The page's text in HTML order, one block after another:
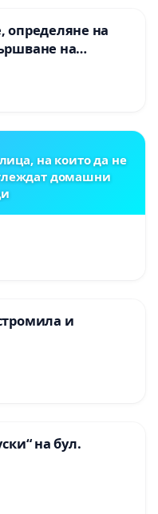
определяне на
на
пътен възел АМ
- к.к.
на които да не
домашни
и
на бул.